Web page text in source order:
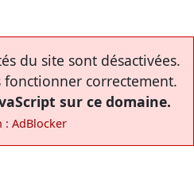
du site sont désactivées.
fonctionner correctement.
sur ce domaine.
: AdBlocker